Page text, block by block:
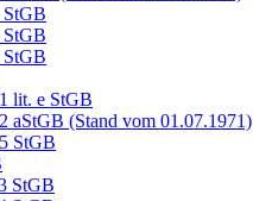
lit. e StGB
aStGB (Stand vom 01.07.1971)
StGB
StGB